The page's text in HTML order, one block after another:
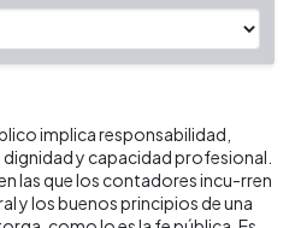
implica responsabilidad,
y capacidad profesional.
las que los contadores incu-rren
y los buenos principios de una